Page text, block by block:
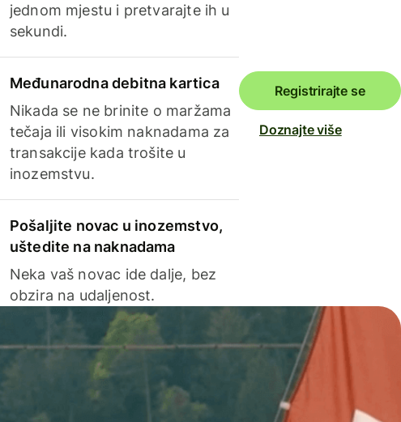
jednom mjestu i pretvarajte ih u
sekundi.
Međunarodna debitna kartica
Nikada se ne brinite o maržama
tečaja ili visokim naknadama za
transakcije kada trošite u
inozemstvu.
Pošaljite novac u inozemstvo,
uštedite na naknadama
Neka vaš novac ide dalje, bez
obzira na udaljenost.
Registrirajte se
Doznajte više